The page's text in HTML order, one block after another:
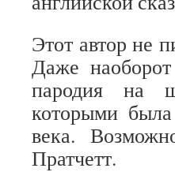
Этот автор не
Даже
пародия на
которыми
века.
Пратчетт.